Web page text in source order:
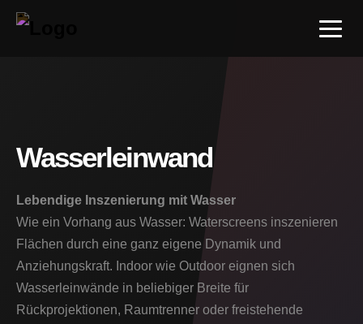
Wasserleinwand
Lebendige Inszenierung mit Wasser
Wie ein Vorhang aus Wasser: Waterscreens inszenieren
Flächen durch eine ganz eigene Dynamik und
Anziehungskraft. Indoor wie Outdoor eignen sich
Wasserleinwände in beliebiger Breite für
Rückprojektionen, Raumtrenner oder freistehende